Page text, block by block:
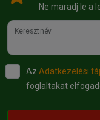
Ne maradj le a
Keresztnév
Az Adatkezelési
foglaltakat